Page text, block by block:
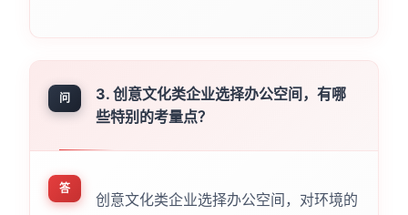
问
3. 创意文化类企业选择办公空间，有哪
些特别的考量点？
答
创意文化类企业选择办公空间，对环境的